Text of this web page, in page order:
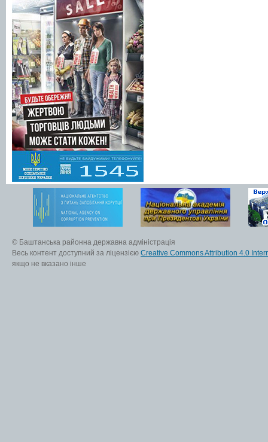
© Баштанська районна державна адміністрація
Весь контент доступний за ліцензією Creative Commons Attribution 4.0
якщо не вказано інше